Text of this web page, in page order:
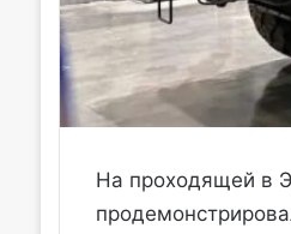
На проходящей в